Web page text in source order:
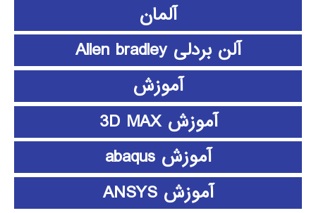
آلمان
آلن بردلی Allen bradley
آموزش
آموزش 3D MAX
آموزش abaqus
آموزش ANSYS